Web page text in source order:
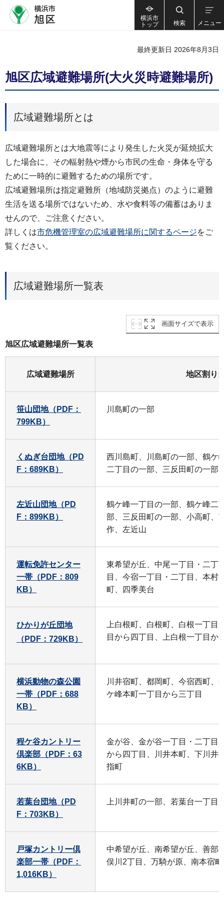
横浜市
トップ
検索 メニュー
最終更新日 2026年8月3日
旭区広域避難場所(大火災時避難場所)
広域避難場所とは
広域避難場所とは大地震等により発生した火災が延焼拡大
した場合に、その輻射熱や煙から市民の生命・身体を守る
ために一時的に避難するための場所です。
広域避難場所は指定避難所（地域防災拠点）のように避難
生活を送る場所ではないため、水や食料等の備蓄はありま
せんので、ご注意ください。
詳しくは市危機管理室の広域避難場所に関するページをご
覧ください。
広域避難場所一覧表
画面サイズで表示
旭区広域避難場所一覧表
広域避難場所 地区割り
笹山団地（PDF：
799KB）
川島町の一部
くぬぎ台団地（PD
F：689KB）
西川島町、川島町の一部、鶴ケ
二丁目の一部、三反田町の一部
左近山団地（PD
F：899KB）
鶴ケ峰一丁目の一部、鶴ケ峰二
部、三反田町の一部、小高町、
作、左近山
運転免許センター
一帯（PDF：809
KB）
東希望が丘、中尾一丁目・二丁
目、今宿一丁目・二丁目、本村
町、四季美台
ひかりが丘団地
（PDF：729KB）
上白根町、白根町、白根一丁目
目から四丁目、上白根一丁目か
横浜動物の森公園
一帯（PDF：688
KB）
川井宿町、都岡町、今宿西町、
ケ峰本町一丁目から三丁目
程ケ谷カントリー
倶楽部（PDF：63
6KB）
金が谷、金が谷一丁目・二丁目
から四丁目、川井本町、下川井
指町
若葉台団地（PD
F：703KB）
上川井町の一部、若葉台一丁目
戸塚カントリー倶
楽部一帯（PDF：
1,016KB）
中希望が丘、南希望が丘、善部
俣川2丁目、万騎が原、南本宿